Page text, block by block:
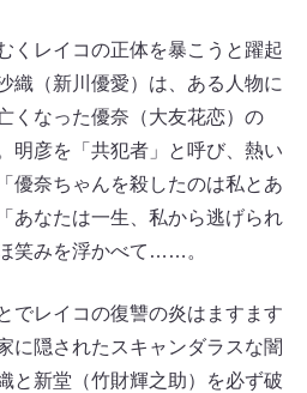
くレイコの正体を暴こうと躍起
織（新川優愛）は、ある人物に
くなった優奈（大友花恋）の
明彦を「共犯者」と呼び、熱い
優奈ちゃんを殺したのは私とあ
あなたは一生、私から逃げられ
笑みを浮かべて……。
でレイコの復讐の炎はますます
に隠されたスキャンダラスな闇
と新堂（竹財輝之助）を必ず破